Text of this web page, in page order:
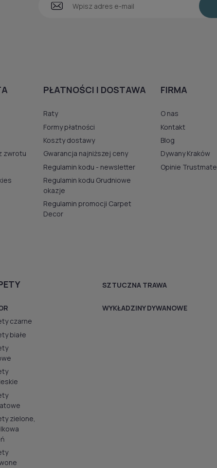
zwrotu
PŁATNOŚCI I DOSTAWA
Raty
Formy płatności
Koszty dostawy
Gwarancja najniższej ceny
Regulamin kodu - newsletter
Regulamin kodu Grudniowe
okazje
Regulamin promocji Carpet
Decor
FIRMA
O nas
Kontakt
Blog
Dywany Kraków
Opinie Trustmate
czarne
białe
zielone,
SZTUCZNA TRAWA
WYKŁADZINY DYWANOWE